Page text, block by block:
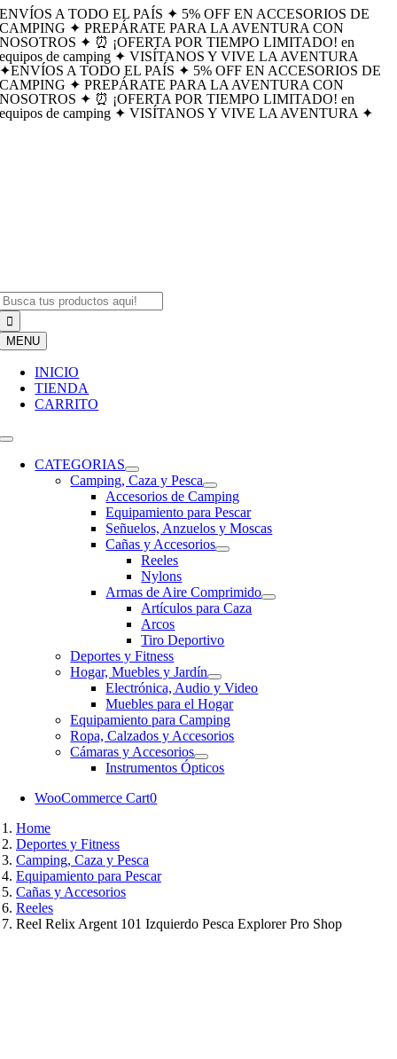
Skip
to
content
ENVÍOS A TODO EL PAÍS ✦ 5% OFF EN ACCESORIOS DE
CAMPING ✦ PREPÁRATE PARA LA AVENTURA CON
NOSOTROS ✦ ⏰ ¡OFERTA POR TIEMPO LIMITADO! en
equipos de camping ✦ VISÍTANOS Y VIVE LA AVENTURA
✦ENVÍOS A TODO EL PAÍS ✦ 5% OFF EN ACCESORIOS DE
CAMPING ✦ PREPÁRATE PARA LA AVENTURA CON
NOSOTROS ✦ ⏰ ¡OFERTA POR TIEMPO LIMITADO! en
equipos de camping ✦ VISÍTANOS Y VIVE LA AVENTURA ✦
MENU
INICIO
TIENDA
CARRITO
CATEGORIAS
Camping, Caza y Pesca
Accesorios de Camping
Equipamiento para Pescar
Señuelos, Anzuelos y Moscas
Cañas y Accesorios
Reeles
Nylons
Armas de Aire Comprimido
Artículos para Caza
Arcos
Tiro Deportivo
Deportes y Fitness
Hogar, Muebles y Jardín
Electrónica, Audio y Video
Muebles para el Hogar
Equipamiento para Camping
Ropa, Calzados y Accesorios
Cámaras y Accesorios
Instrumentos Ópticos
WooCommerce Cart0
Home
Deportes y Fitness
Camping, Caza y Pesca
Equipamiento para Pescar
Cañas y Accesorios
Reeles
Reel Relix Argent 101 Izquierdo Pesca Explorer Pro Shop